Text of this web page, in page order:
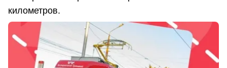
километров.